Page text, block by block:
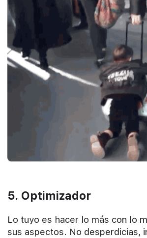
5. Optimizador
Lo tuyo es hacer lo más con lo
sus aspectos. No desperdicias,